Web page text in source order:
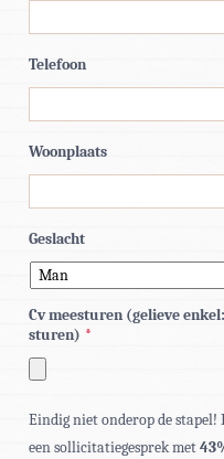
Telefoon
Woonplaats
Geslacht
Cv meesturen (gelieve
sturen) *
Eindig niet onderop de stapel!
een sollicitatiegesprek met